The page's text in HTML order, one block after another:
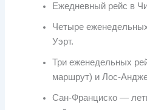
Ежедневный рейс в
Четыре
Уэрт.
Три еженедельных
маршрут) и Лос-
Сан-Франциско —